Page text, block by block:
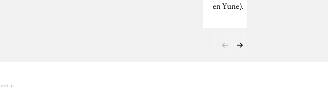
en Yune).